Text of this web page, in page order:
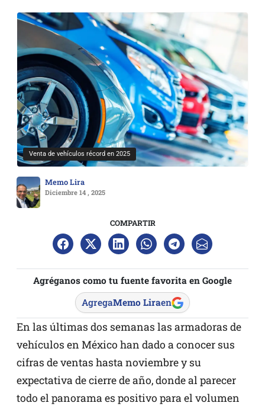
Venta de vehículos récord en 2025
Memo Lira
Diciembre 14 , 2025
COMPARTIR
Agréganos como tu fuente favorita en Google
AgregaMemo Liraen
En las últimas dos semanas las armadoras de
vehículos en México han dado a conocer sus
cifras de ventas hasta noviembre y su
expectativa de cierre de año, donde al parecer
todo el panorama es positivo para el volumen